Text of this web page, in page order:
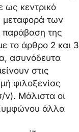
ως κεντρικό
μεταφορά των
παράβαση της
το άρθρο 2 και 3
ασυνόδευτα
στις
φιλοξενίας
ν). Μάλιστα οι
άλλα